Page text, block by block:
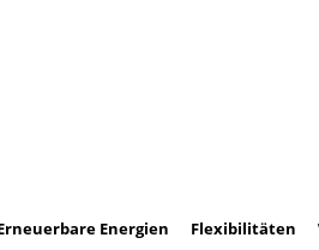
Energien Flexibilitäten